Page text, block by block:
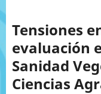
Tensiones
evaluación
Sanidad
Ciencias